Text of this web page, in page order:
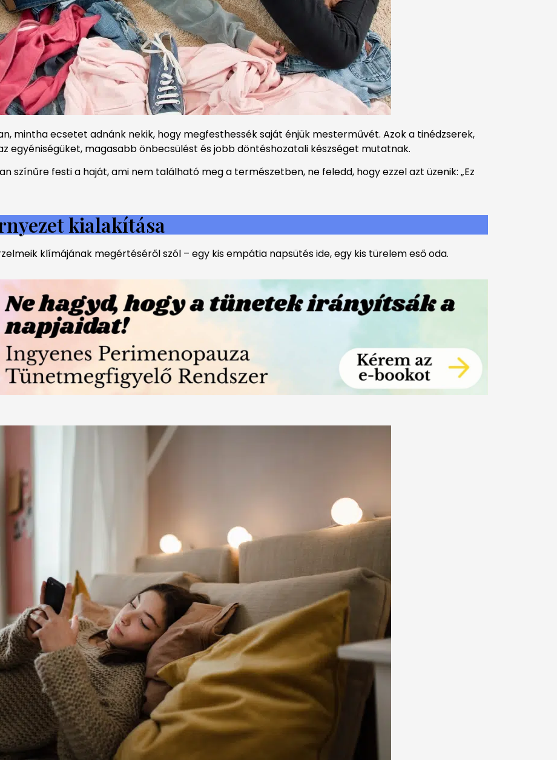
mintha ecsetet adnánk nekik, hogy megfesthessék saját énjük mesterművét. Azok a tinédzserek,
egyéniségüket, magasabb önbecsülést és jobb döntéshozatali készséget mutatnak.
színűre festi a haját, ami nem található meg a természetben, ne feledd, hogy ezzel azt üzenik: „Ez
kialakítása
klímájának megértéséről szól – egy kis empátia napsütés ide, egy kis türelem eső oda.